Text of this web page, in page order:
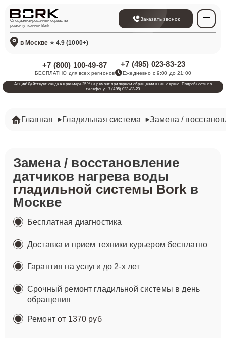
Специализированный сервис по
ремонту техники Bork
Заказать звонок
в Москве ⭐ 4.9 (1000+)
+7 (800) 100-49-87
БЕСПЛАТНО для всех регионов
+7 (495) 023-83-23
Ежедневно с 9:00 до 21:00
Акция! Действует скидка в размере 25% на ремонт при первом обращении в наш сервис. Подробности по
телефону +7 (495) 023-83-23
Главная Гладильная система Замена /
Замена / восстановление
датчиков нагрева воды
гладильной системы Borkв
Москве
Бесплатная диагностика
Доставка и прием техники курьером бесплатно
Гарантия на услуги до 2-х лет
Срочный ремонт гладильной системы в день
обращения
Ремонтот 1370 руб